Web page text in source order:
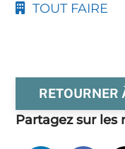
TOUT FAIRE
RETOURNER
Partagez sur les